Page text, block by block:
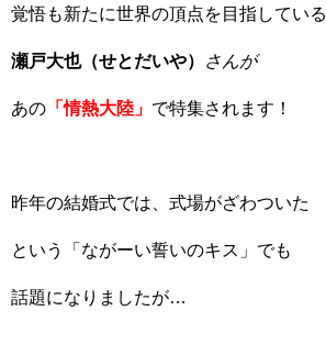
覚悟も新たに世界の頂点を目指している
瀬戸大也（せとだいや） さんが
あの 「情熱大陸」 で特集されます！
昨年の結婚式では、式場がざわついた
という「ながーい誓いのキス」でも
話題になりましたが…